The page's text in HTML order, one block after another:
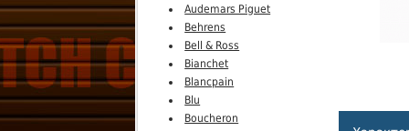
Audemars Piguet
Behrens
Bell & Ross
Bianchet
Blancpain
Blu
Boucheron